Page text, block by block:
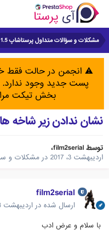
مشکلات و سؤالات متداول پرستاشاپ 1.5
⚠️ انجمن در حالت فقط
پست جدید وجود ندارد.
بخش تیکت
نشان ندادن زیر شاخه ها
توسطfilm2serial،
اردیبهشت 3، 2017
در مشکلات و
film2serial
ارسال شده در اردیبهشت 3، 2017
با سلام و عرض ادب